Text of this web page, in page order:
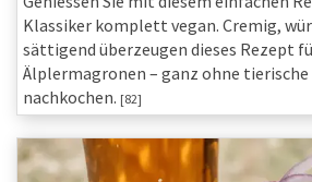
Klassiker komplett vegan. Cremig,
sättigend überzeugen dieses Rezept
Älplermagronen – ganz ohne
nachkochen. [82]